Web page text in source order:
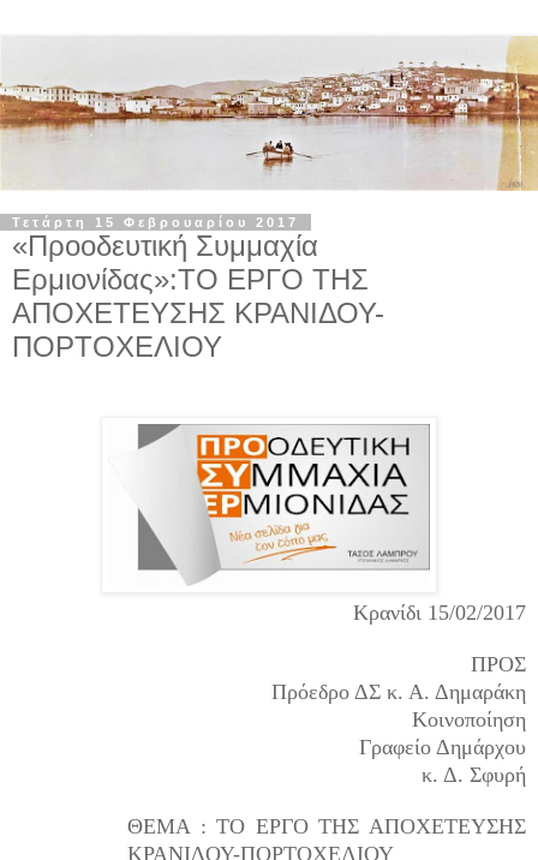
Τετάρτη 15 Φεβρουαρίου 2017
«Προοδευτική Συμμαχία
Ερμιονίδας»:ΤΟ ΕΡΓΟ ΤΗΣ
ΑΠΟΧΕΤΕΥΣΗΣ ΚΡΑΝΙΔΟΥ-
ΠΟΡΤΟΧΕΛΙΟΥ
Kρανίδι 15/02/2017
ΠΡΟΣ
Πρόεδρο ΔΣ κ. Α. Δημαράκη
Κοινοποίηση
Γραφείο Δημάρχου
κ. Δ. Σφυρή
ΘΕΜΑ : ΤΟ ΕΡΓΟ ΤΗΣ ΑΠΟΧΕΤΕΥΣΗΣ
ΚΡΑΝΙΔΟΥ-ΠΟΡΤΟΧΕΛΙΟΥ